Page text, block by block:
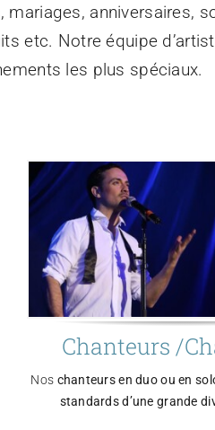
anniversaires,
etc. Notre équipe
les plus spéciaux.
Chanteurs /
Nos chanteurs en duo ou en
standards d’une grande